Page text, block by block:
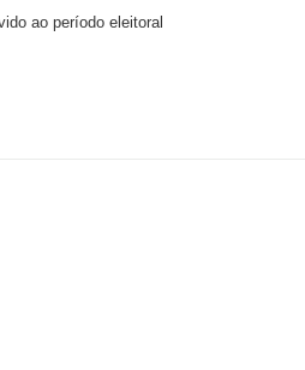
ao período eleitoral